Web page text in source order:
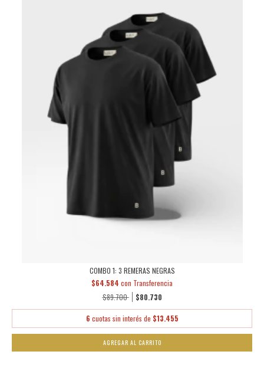
COMBO 1: 3 REMERAS NEGRAS
$89.700 $80.730
$64.584 con Transferencia
6 cuotas sin interés de $13.455
AGREGAR AL CARRITO